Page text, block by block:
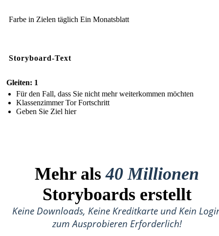
Farbe in Zielen täglich Ein Monatsblatt
Storyboard-Text
Gleiten: 1
Für den Fall, dass Sie nicht mehr weiterkommen möchten
Klassenzimmer Tor Fortschritt
Geben Sie Ziel hier
Mehr als40 Millionen
Storyboards erstellt
Keine Downloads, Keine Kreditkarte und Kein
zum Ausprobieren Erforderlich!